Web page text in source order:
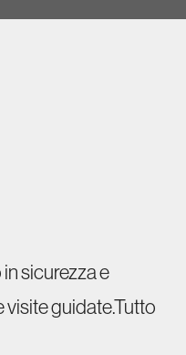
sicurezza e
guidate.Tutto